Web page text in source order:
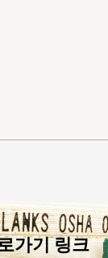
가기 링크